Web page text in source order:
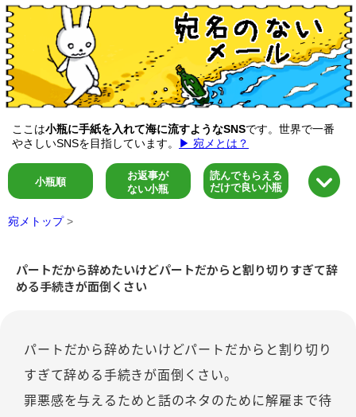
ここは小瓶に手紙を入れて海に流すようなSNSです。世界で一番
やさしいSNSを目指しています。
▶ 宛メとは？
小瓶順
お返事が
ない小瓶
読んでもらえる
だけで良い小瓶
宛メトップ >
パートだから辞めたいけどパートだからと割り切りすぎて辞
める手続きが面倒くさい
パートだから辞めたいけどパートだからと割り切り
すぎて辞める手続きが面倒くさい。
罪悪感を与えるためと話のネタのために解雇まで待